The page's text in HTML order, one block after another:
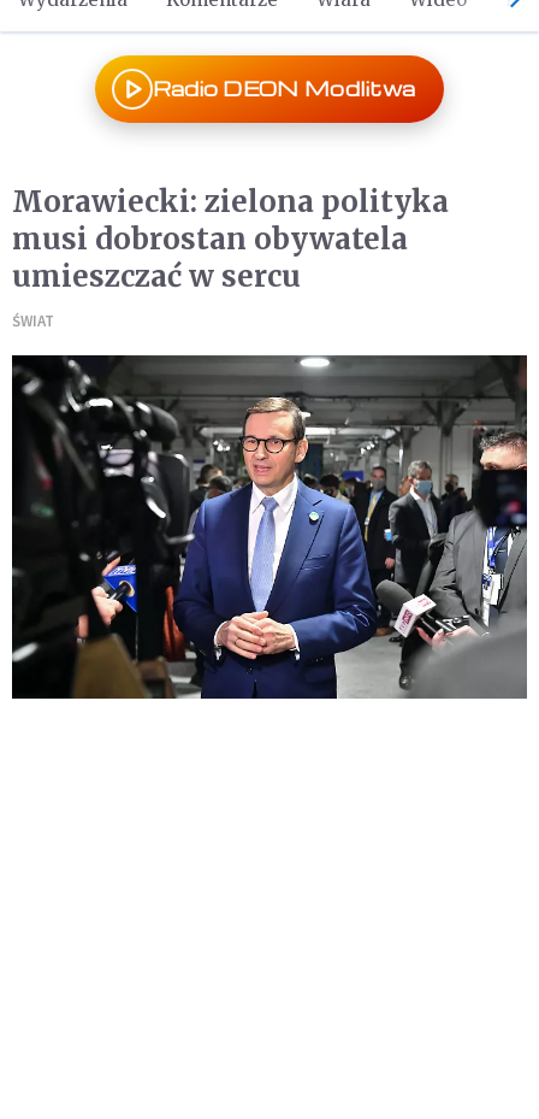
Radio DEON Modlitwa
Morawiecki: zielona polityka
musi dobrostan obywatela
umieszczać w sercu
ŚWIAT